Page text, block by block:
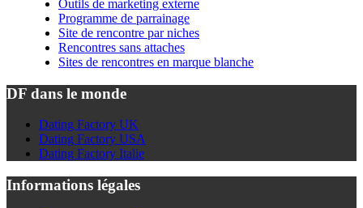
Outils de marketing externe
Programme de parrainage
Site de rencontre par niches
Rencontres sans attaches
Sites de rencontres en marque blanche
DF dans le monde
Dating Factory UK
Dating Factory USA
Dating Factory Italie
Informations légales